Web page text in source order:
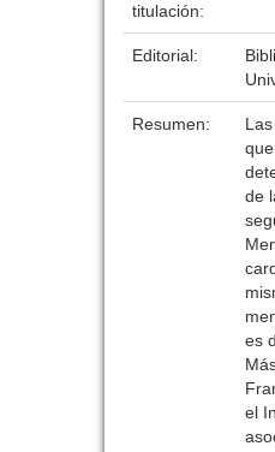
titulación:
Editorial:
Resumen:
de
es
el